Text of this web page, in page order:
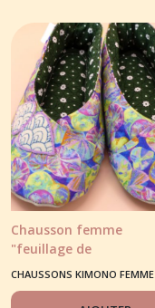
Chausson femme
"feuillage de
nénuphars" tons
CHAUSSONS KIMONO FEMME